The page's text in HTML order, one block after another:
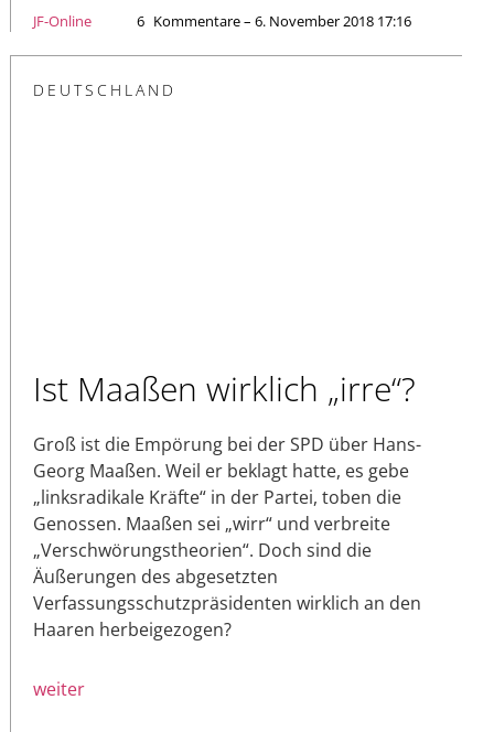
JF-Online 6 Kommentare – 6. November 2018 17:16
DEUTSCHLAND
Ist Maaßen wirklich „irre“?
Groß ist die Empörung bei der SPD über Hans-
Georg Maaßen. Weil er beklagt hatte, es gebe
„linksradikale Kräfte“ in der Partei, toben die
Genossen. Maaßen sei „wirr“ und verbreite
„Verschwörungstheorien“. Doch sind die
Äußerungen des abgesetzten
Verfassungsschutzpräsidenten wirklich an den
Haaren herbeigezogen?
weiter